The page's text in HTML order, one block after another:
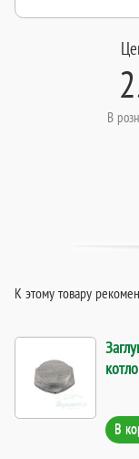
В
К этому товару
В